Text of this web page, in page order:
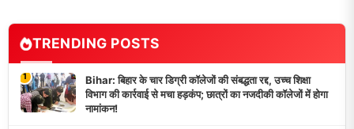
TRENDING POSTS
1
Bihar: बिहार के चार डिग्री कॉलेजों की संबद्धता रद्द, उच्च शिक्षा
विभाग की कार्रवाई से मचा हड़कंप; छात्रों का नजदीकी कॉलेजों में होगा
नामांकन!